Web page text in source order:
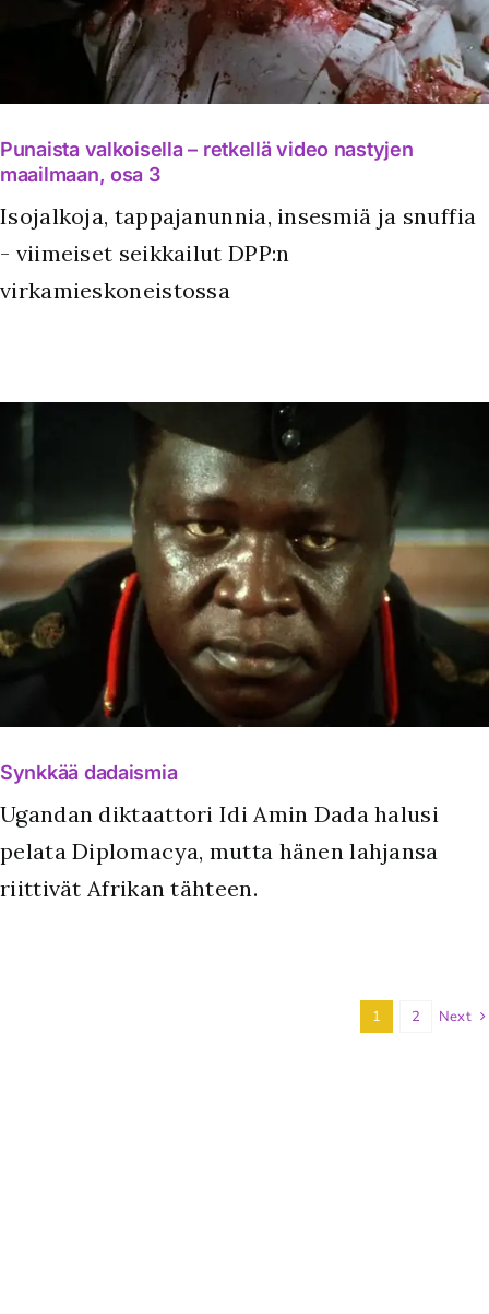
Punaista valkoisella – retkellä video nastyjen
maailmaan, osa 3
Isojalkoja, tappajanunnia, insesmiä ja snuffia
- viimeiset seikkailut DPP:n
virkamieskoneistossa
Synkkää dadaismia
Ugandan diktaattori Idi Amin Dada halusi
pelata Diplomacya, mutta hänen lahjansa
riittivät Afrikan tähteen.
1 2 Next